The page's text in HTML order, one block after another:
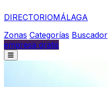
DIRECTORIOMÁLAGA
Zonas Categorías Buscador
empresa gratis